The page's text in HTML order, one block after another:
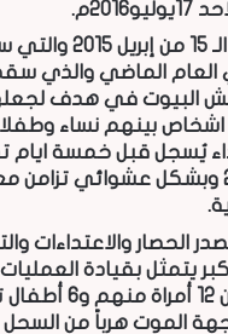
البيوت في هدف
وفي شهر 12 من العام الماضي ايضا سقط 7 اشخاص
يُسجل قبل خمسة ايام
على موقع العروس بمضاد لطيران من نوع 23
الحصار والاعتداءات
يتمثل بقيادة
القرية وبحسب مصدر
الموت هرباً من السحل